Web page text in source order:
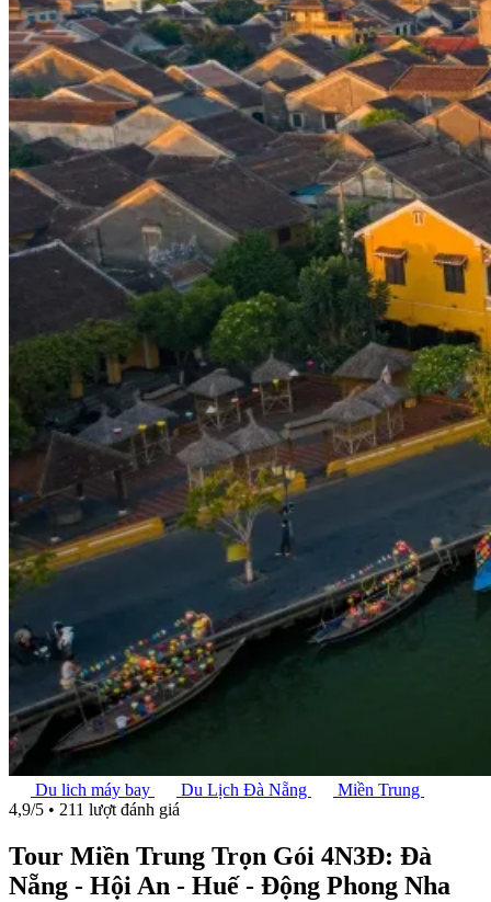
Du lich máy bay Du Lịch Đà Nẵng
Miền Trung
4,9/5 • 211 lượt đánh giá
Tour Miền Trung Trọn Gói 4N3Đ: Đà
Nẵng - Hội An - Huế - Động Phong Nha